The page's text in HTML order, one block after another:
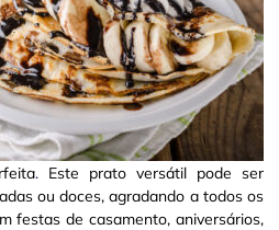
.Este prato versátil pode ser
ou doces, agradando a todos os
festas de casamento, aniversários,